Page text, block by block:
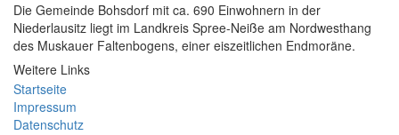
Die Gemeinde Bohsdorf mit ca. 690 Einwohnern in der
Niederlausitz liegt im Landkreis Spree-Neiße am Nordwesthang
des Muskauer Faltenbogens, einer eiszeitlichen Endmoräne.
Weitere Links
Startseite
Impressum
Datenschutz